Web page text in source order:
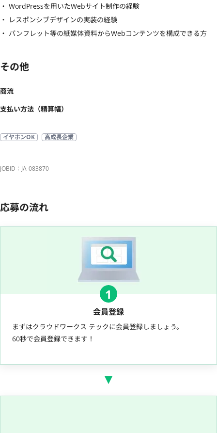
・ WordPressを用いたWebサイト制作の経験
・ レスポンシブデザインの実装の経験
・ パンフレット等の紙媒体資料からWebコンテンツを構成できる方
その他
商流
支払い方法（精算幅）
イヤホンOK 高成長企業
JOBID：JA-083870
応募の流れ
1
会員登録
まずはクラウドワークス テックに会員登録しましょう。
60秒で会員登録できます！